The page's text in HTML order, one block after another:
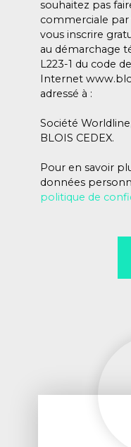
souhaitez pas
commerciale
vous inscrire
au démarchage
L223-1 du code
Internet
adressé à :
Société Worldline,
BLOIS CEDEX.
Pour en savoir
données
politique de